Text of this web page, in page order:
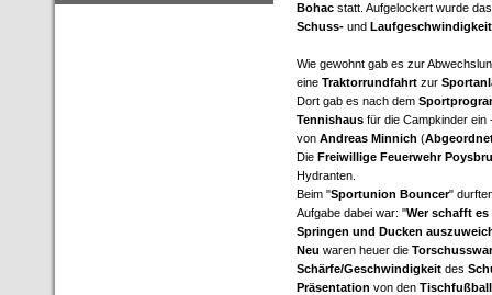
Bohac statt. Aufgelockert wurde
Schuss- und
Wie gewohnt gab es zur
eine Traktorrundfahrt zur
Dort gab es nach dem
Tennishaus für die Campkinder
von Andreas Minnich (
Die Freiwillige Feuerwehr
Hydranten.
Beim "Sportunion Bouncer"
Aufgabe dabei war: "Wer schafft
Springen und Ducken
Neu waren heuer die
Schärfe/Geschwindigkeit des
Präsentation von den